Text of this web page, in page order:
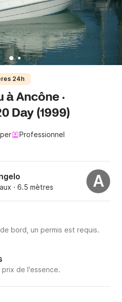
24h
Ancône ·
Day (1999)
Professionnel
· 6.5 mètres A
bord, un permis est requis.
de l'essence.